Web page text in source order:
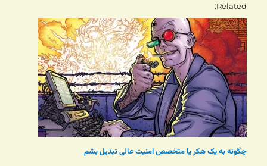
Related
چگونه به یک هکر یا متخصص امنیت عالی تبدیل بشم